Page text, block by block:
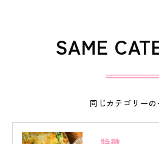
同じカテゴリーの
SAME